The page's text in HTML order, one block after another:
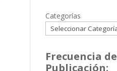
Categorías
Frecuencia de
Publicación: